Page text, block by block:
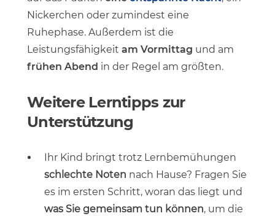
Nickerchen oder zumindest eine
Ruhephase. Außerdem ist die
Leistungsfähigkeit am Vormittag und am
frühen Abend in der Regel am größten.
Weitere Lerntipps zur
Unterstützung
Ihr Kind bringt trotz Lernbemühungen
schlechte Noten nach Hause? Fragen Sie
es im ersten Schritt, woran das liegt und
was Sie gemeinsam tun können, um die